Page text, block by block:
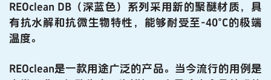
REOclean DB（深蓝色）系列采用新的聚醚材质，具
有抗水解和抗微生物特性，能够耐受至-40°C的极端
温度。
REOclean是一款用途广泛的产品。当今流行的用例是